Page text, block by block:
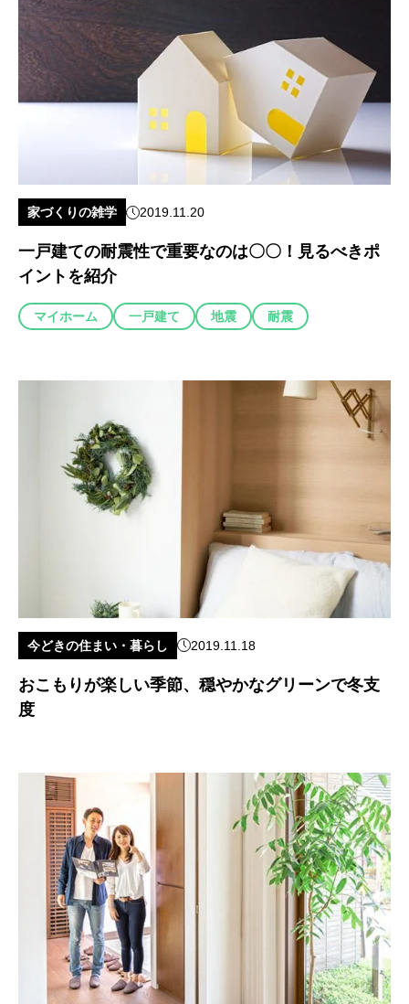
家づくりの雑学 2019.11.20
一戸建ての耐震性で重要なのは〇〇！見るべきポ
イントを紹介
マイホーム 一戸建て 地震 耐震
今どきの住まい・暮らし 2019.11.18
おこもりが楽しい季節、穏やかなグリーンで冬支
度